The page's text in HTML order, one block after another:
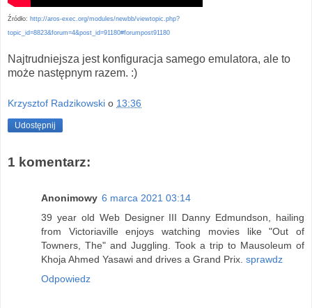
Źródło: http://aros-exec.org/modules/newbb/viewtopic.php?
topic_id=8823&forum=4&post_id=91180#forumpost91180
Najtrudniejsza jest konfiguracja samego emulatora, ale to
może następnym razem. :)
Krzysztof Radzikowski o 13:36
Udostępnij
1 komentarz:
Anonimowy 6 marca 2021 03:14
39 year old Web Designer III Danny Edmundson, hailing
from Victoriaville enjoys watching movies like "Out of
Towners, The" and Juggling. Took a trip to Mausoleum of
Khoja Ahmed Yasawi and drives a Grand Prix. sprawdz
Odpowiedz